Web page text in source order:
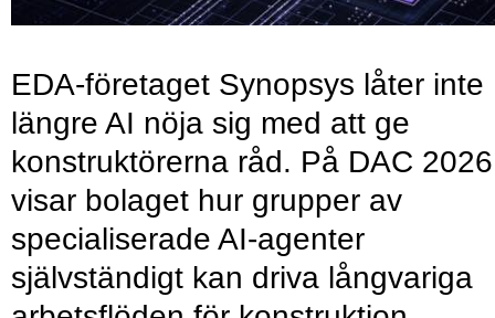
EDA-företaget Synopsys låter inte
längre AI nöja sig med att ge
konstruktörerna råd. På DAC 2026
visar bolaget hur grupper av
specialiserade AI-agenter
självständigt kan driva långvariga